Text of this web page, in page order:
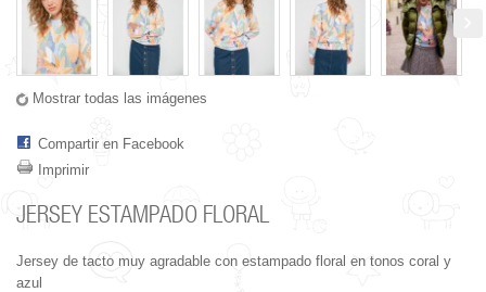
Mostrar todas las imágenes
Compartir en Facebook
Imprimir
JERSEY ESTAMPADO FLORAL
Jersey de tacto muy agradable con estampado floral en tonos coral y
azul